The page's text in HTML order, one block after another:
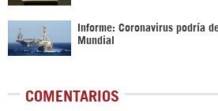
Informe: Coronavirus podría
Mundial
COMENTARIOS